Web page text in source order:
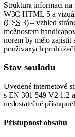
Struktura informací na
W3C HTML 5 a
(CSS 3) – vzhled
možnostem
norem by mělo zajistit
používaných
Stav souladu
Uvedené internetové
s EN 301 549 V2 1.2
nedostatečně
Přístupnost obsahu